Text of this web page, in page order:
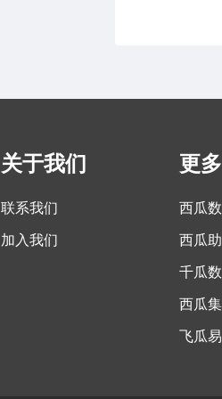
关于我们
联系我们
加入我们
更
西瓜
西瓜
千瓜
西瓜集
飞瓜